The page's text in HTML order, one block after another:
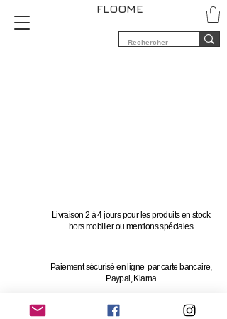
FLOOME
Livraison 2 à 4 jours pour les produits en stock
hors mobilier ou mentions spéciales
Paiement sécurisé en ligne par carte bancaire,
Paypal, Klarna
Vous avez 14 jours pour changer d'avis